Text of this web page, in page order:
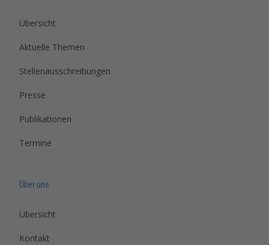
Übersicht
Aktuelle Themen
Stellenausschreibungen
Presse
Publikationen
Termine
Über uns
Übersicht
Kontakt